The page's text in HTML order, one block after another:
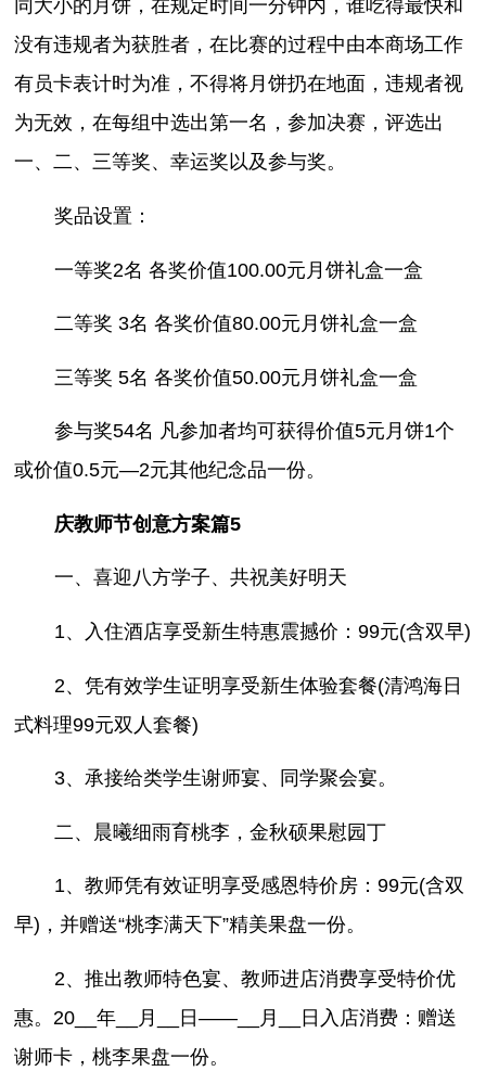
同大小的月饼，在规定时间一分钟内，谁吃得最快和
没有违规者为获胜者，在比赛的过程中由本商场工作
有员卡表计时为准，不得将月饼扔在地面，违规者视
为无效，在每组中选出第一名，参加决赛，评选出
一、二、三等奖、幸运奖以及参与奖。
奖品设置：
一等奖2名 各奖价值100.00元月饼礼盒一盒
二等奖 3名 各奖价值80.00元月饼礼盒一盒
三等奖 5名 各奖价值50.00元月饼礼盒一盒
参与奖54名 凡参加者均可获得价值5元月饼1个
或价值0.5元—2元其他纪念品一份。
庆教师节创意方案篇5
一、喜迎八方学子、共祝美好明天
1、入住酒店享受新生特惠震撼价：99元(含双早)
2、凭有效学生证明享受新生体验套餐(清鸿海日
式料理99元双人套餐)
3、承接给类学生谢师宴、同学聚会宴。
二、晨曦细雨育桃李，金秋硕果慰园丁
1、教师凭有效证明享受感恩特价房：99元(含双
早)，并赠送“桃李满天下”精美果盘一份。
2、推出教师特色宴、教师进店消费享受特价优
惠。20__年__月__日——__月__日入店消费：赠送
谢师卡，桃李果盘一份。